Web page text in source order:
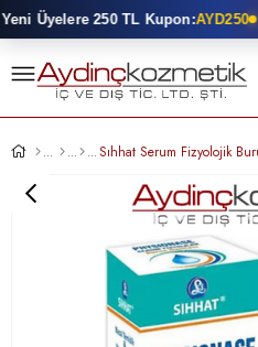
Üyelere 250 TL Kupon:AYD250
Sıhhat Serum Fizyolojik